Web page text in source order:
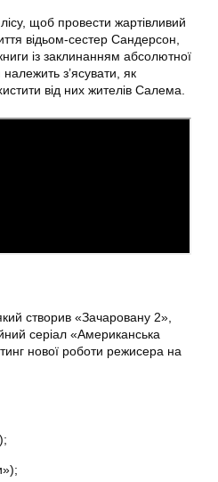
щоб провести жартівливий
відьом-сестер Сандерсон,
із заклинанням абсолютної
з’ясувати, як
від них жителів Салема.
створив «Зачаровану 2»,
серіал «Американська
нової роботи режисера на